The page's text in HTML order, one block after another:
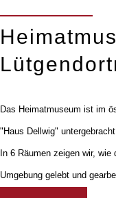
Das Heimatmuseum ist im
"Haus Dellwig"
In 6 Räumen zeigen wir,
Umgebung gelebt und